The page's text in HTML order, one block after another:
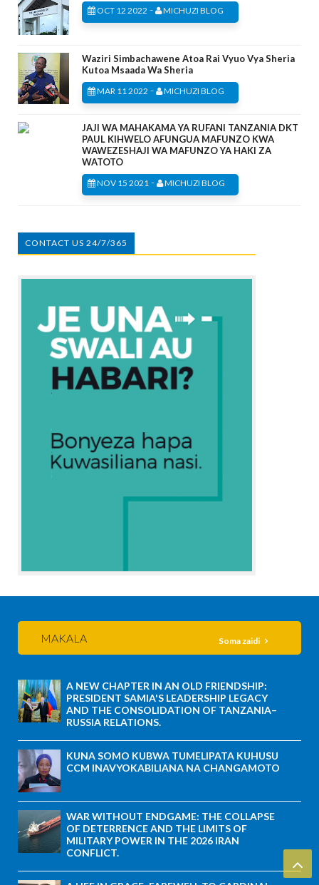
OCT 12 2022 - MICHUZI BLOG
Waziri Simbachawene Atoa Rai Vyuo Vya Sheria
Kutoa Msaada Wa Sheria
MAR 11 2022 - MICHUZI BLOG
JAJI WA MAHAKAMA YA RUFANI TANZANIA DKT
PAUL KIHWELO AFUNGUA MAFUNZO KWA
WAWEZESHAJI WA MAFUNZO YA HAKI ZA
WATOTO
NOV 15 2021 - MICHUZI BLOG
CONTACT US 24/7/365
MAKALA Soma zaidi
A NEW CHAPTER IN AN OLD FRIENDSHIP:
PRESIDENT SAMIA'S LEADERSHIP LEGACY
AND THE CONSOLIDATION OF TANZANIA–
RUSSIA RELATIONS.
KUNA SOMO KUBWA TUMELIPATA KUHUSU
CCM INAVYOKABILIANA NA CHANGAMOTO
WAR WITHOUT ENDGAME: THE COLLAPSE
OF DETERRENCE AND THE LIMITS OF
MILITARY POWER IN THE 2026 IRAN
CONFLICT.